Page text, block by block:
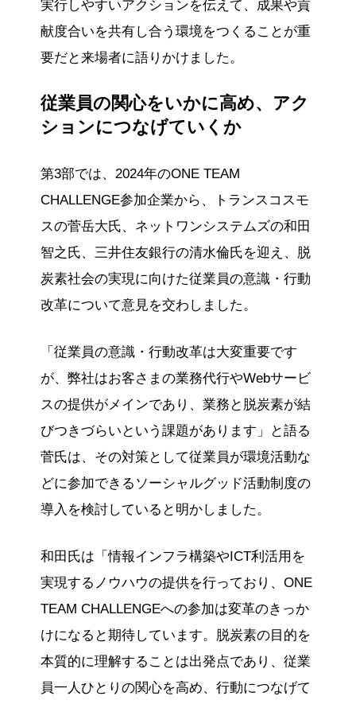
実行しやすいアクションを伝えて、成果や貢
献度合いを共有し合う環境をつくることが重
要だと来場者に語りかけました。
従業員の関心をいかに高め、アク
ションにつなげていくか
第3部では、2024年のONE TEAM
CHALLENGE参加企業から、トランスコスモ
スの菅岳大氏、ネットワンシステムズの和田
智之氏、三井住友銀行の清水倫氏を迎え、脱
炭素社会の実現に向けた従業員の意識・行動
改革について意見を交わしました。
「従業員の意識・行動改革は大変重要です
が、弊社はお客さまの業務代行やWebサービ
スの提供がメインであり、業務と脱炭素が結
びつきづらいという課題があります」と語る
菅氏は、その対策として従業員が環境活動な
どに参加できるソーシャルグッド活動制度の
導入を検討していると明かしました。
和田氏は「情報インフラ構築やICT利活用を
実現するノウハウの提供を行っており、ONE
TEAM CHALLENGEへの参加は変革のきっか
けになると期待しています。脱炭素の目的を
本質的に理解することは出発点であり、従業
員一人ひとりの関心を高め、行動につなげて